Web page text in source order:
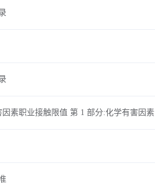
因素职业接触限值 第 1 部分:化学有害因素